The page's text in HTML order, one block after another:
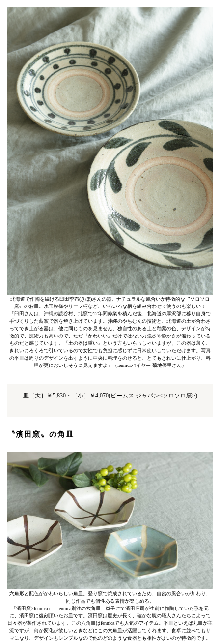
北海道で作陶を続ける臼田季布(きほ)さんの器。ナチュラルな風合いが特徴的な〝ソロソロ
窯〟のお皿。水玉模様やリーフ柄など、いろいろな柄を組み合わせて使うのも楽しい！
「臼田さんは、沖縄の読谷村、北窯で12年間修業を積んだ後、北海道の厚沢部に移り自身で
手づくりした薪窯で器を焼き上げています。沖縄のやちむんの技術と、北海道の土が合わさ
ってでき上がる器は、他に同じものを見ません。独自性のある土と釉薬の色、デザインが特
徴的で、技術力も高いので、ただ『かわいい』だけではない力強さや静かさが備わっている
ものだと感じています。『土の器は重い』という方もいらっしゃいますが、この器は薄く、
きれいにろくろで引いているので女性でも負担に感じずに日常使いしていただけます。写真
の平皿は周りのデザインを出すように中央に料理をのせると、とてもきれいに仕上がり、料
理が更においしそうに見えますよ」（fennicaバイヤー 菊地優里さん）
皿［大］￥5,830・［小］￥4,070(ビームス ジャパン<ソロソロ窯>)
〝濱田窯〟の角皿
六角形と配色がかわいらしい角皿。登り窯で焼成されているため、自然の風合いが加わり、
同じ作品でも個性ある表情が楽しめる。
「濱田窯×fennica」、fennica別注の六角皿。益子にて濱田庄司が生前に作陶していた形を元
に、濱田窯に復刻頂いたお皿です。濱田窯は歴史が長く、確かな腕の職人さんたちによって
日々器が製作されています。この六角皿はfennicaでも人気のアイテム。平皿といえば丸皿が主
流ですが、何か変化が欲しいときなどにこの六角皿が活躍してくれます。食卓に並べてもサ
マになり、デザインもシンプルなので他のどのような食器とも相性がよいのが特徴的です。